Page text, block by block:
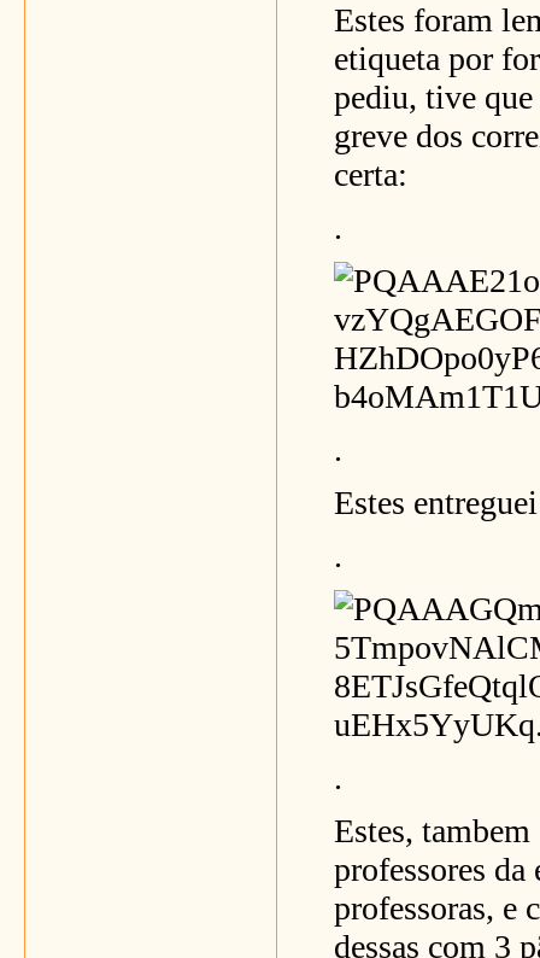
Estes foram
etiqueta por
pediu, tive
greve dos
certa:
.
.
Estes
.
.
Estes,
professores
professoras, e
dessas com 3